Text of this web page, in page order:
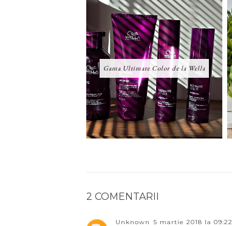
Gama Ultimate Color de la Wella
2 COMENTARII
Unknown
5 martie 2018 la 09:22